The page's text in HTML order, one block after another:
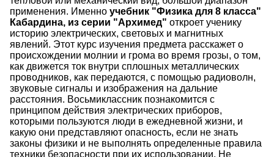
применения. Именно учебник "Физика для 8 класса"
Кабардина, из серии "Архимед" откроет ученику
историю электрических, световых и магнитных
явлений. Этот курс изучения предмета расскажет о
происхождении молнии и грома во время грозы, о том,
как движется ток внутри сплошных металлических
проводников, как передаются, с помощью радиоволн,
звуковые сигналы и изображения на дальние
расстояния. Восьмиклассник познакомится с
принципом действия электрических приборов,
которыми пользуются люди в ежедневной жизни, и
какую они представляют опасность, если не знать
законы физики и не выполнять определенные правила
техники безопасности при их использовании. Не